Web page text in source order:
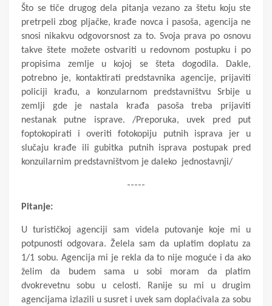
Što se tiče drugog dela pitanja vezano za štetu koju ste
pretrpeli zbog pljačke, krađe novca i pasoša, agencija ne
snosi nikakvu odgovorsnost za to. Svoja prava po osnovu
takve štete možete ostvariti u redovnom postupku i po
propisima zemlje u kojoj se šteta dogodila. Dakle,
potrebno je, kontaktirati predstavnika agencije, prijaviti
policiji krađu, a konzularnom predstavništvu Srbije u
zemlji gde je nastala krađa pasoša treba prijaviti
nestanak putne isprave. /Preporuka, uvek pred put
foptokopirati i overiti fotokopiju putnih isprava jer u
slučaju krađe ili gubitka putnih isprava postupak pred
konzuilarnim predstavništvom je daleko jednostavnji/
-----
Pitanje:
U turističkoj agenciji sam videla putovanje koje mi u
potpunosti odgovara. Želela sam da uplatim doplatu za
1/1 sobu. Agencija mi je rekla da to nije moguće i da ako
želim da budem sama u sobi moram da platim
dvokrevetnu sobu u celosti. Ranije su mi u drugim
agencijama izlazili u susret i uvek sam doplaćivala za sobu